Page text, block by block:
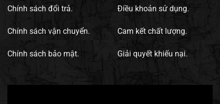
Chính sách đổi trả.
Chính sách vận chuyển.
Chính sách bảo mật.
Điều khoản sử dụng.
Cam kết chất lượng.
Giải quyết khiếu nại.